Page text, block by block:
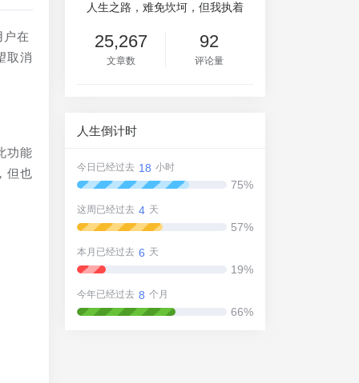
户在
取消
功能
但也
人生之路，难免坎坷，但我执着
25,267
文章数
92
评论量
人生倒计时
今日已经过去 18 小时
75%
这周已经过去 4 天
57%
本月已经过去 6 天
19%
今年已经过去 8 个月
66%